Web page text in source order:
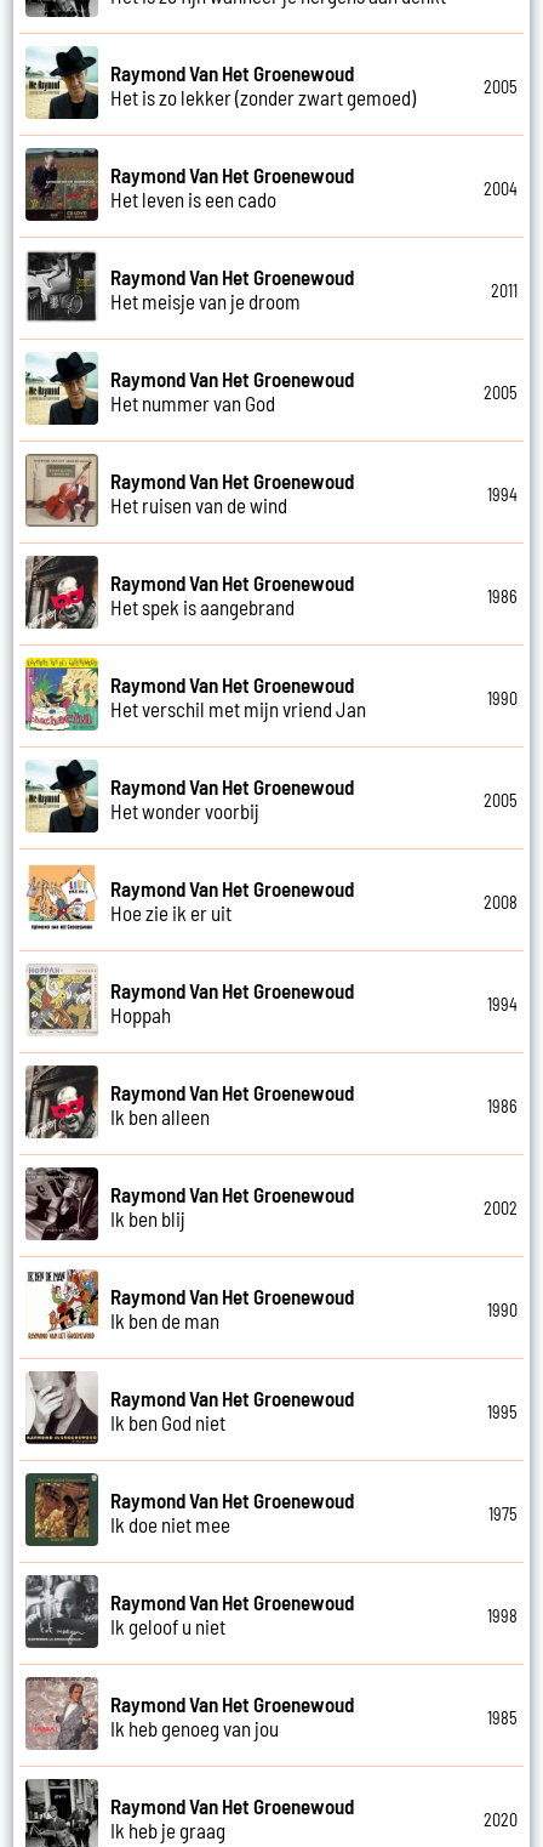
Raymond Van Het Groenewoud
Het is zo lekker (zonder zwart gemoed)
2005
Raymond Van Het Groenewoud
Het leven is een cado
2004
Raymond Van Het Groenewoud
Het meisje van je droom
2011
Raymond Van Het Groenewoud
Het nummer van God
2005
Raymond Van Het Groenewoud
Het ruisen van de wind
1994
Raymond Van Het Groenewoud
Het spek is aangebrand
1986
Raymond Van Het Groenewoud
Het verschil met mijn vriend Jan
1990
Raymond Van Het Groenewoud
Het wonder voorbij
2005
Raymond Van Het Groenewoud
Hoe zie ik er uit
2008
Raymond Van Het Groenewoud
Hoppah
1994
Raymond Van Het Groenewoud
Ik ben alleen
1986
Raymond Van Het Groenewoud
Ik ben blij
2002
Raymond Van Het Groenewoud
Ik ben de man
1990
Raymond Van Het Groenewoud
Ik ben God niet
1995
Raymond Van Het Groenewoud
Ik doe niet mee
1975
Raymond Van Het Groenewoud
Ik geloof u niet
1998
Raymond Van Het Groenewoud
Ik heb genoeg van jou
1985
Raymond Van Het Groenewoud
Ik heb je graag
2020